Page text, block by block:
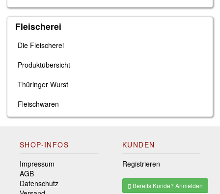
Fleischerei
Die Fleischerei
Produktübersicht
Thüringer Wurst
Fleischwaren
SHOP-INFOS
Impressum
AGB
Datenschutz
KUNDEN
Registrieren
Bereits Kunde? Anmelden